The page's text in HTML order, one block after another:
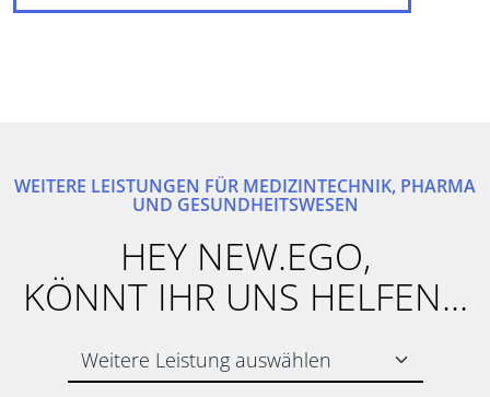
WEITERE LEISTUNGEN FÜR MEDIZINTECHNIK, PHARMA
UND GESUNDHEITSWESEN
HEY NEW.EGO,
KÖNNT IHR UNS HELFEN...